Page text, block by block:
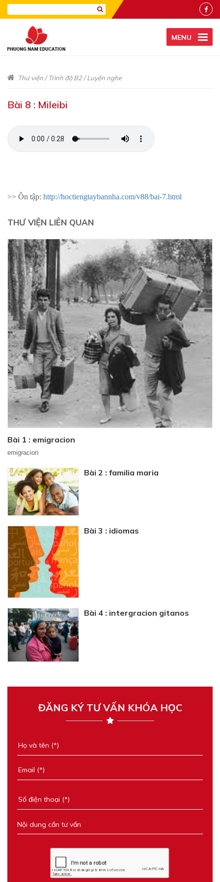
MENU
Thư viện/Trình độ B2/Luyện nghe
Bài 8 : Mileibi
>> Ôn tập: http://hoctiengtaybannha.com/v88/bai-7.html
THƯ VIỆN LIÊN QUAN
Bài 1 : emigracion
emigracion
Bài 2 : familia maria
Bài 3 : idiomas
Bài 4 : intergracion gitanos
ĐĂNG KÝ TƯ VẤN KHÓA HỌC